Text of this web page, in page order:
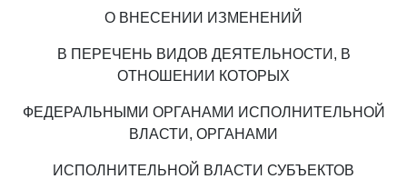
О ВНЕСЕНИИ ИЗМЕНЕНИЙ
В ПЕРЕЧЕНЬ ВИДОВ ДЕЯТЕЛЬНОСТИ, В
ОТНОШЕНИИ КОТОРЫХ
ФЕДЕРАЛЬНЫМИ ОРГАНАМИ ИСПОЛНИТЕЛЬНОЙ
ВЛАСТИ, ОРГАНАМИ
ИСПОЛНИТЕЛЬНОЙ ВЛАСТИ СУБЪЕКТОВ